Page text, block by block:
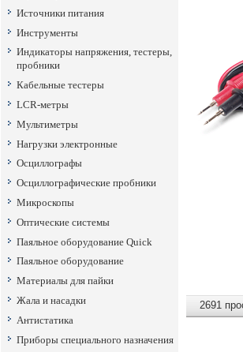
Источники питания
Инструменты
Индикаторы напряжения, тестеры,
пробники
Кабельные тестеры
LCR-метры
Мультиметры
Нагрузки электронные
Осциллографы
Осциллографические пробники
Микроскопы
Оптические системы
Паяльное оборудование Quick
Паяльное оборудование
Материалы для пайки
Жала и насадки
Антистатика
Приборы специального назначения
2691